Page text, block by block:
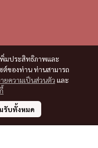
พิ่มประสิทธิภาพและ
ต์ของท่าน ท่านสามารถ
ยความเป็นส่วนตัว และ
รับทั้งหมด